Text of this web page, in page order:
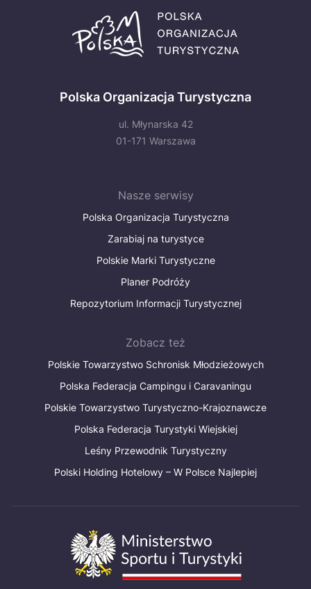
Polska Organizacja Turystyczna
ul. Młynarska 42
01-171 Warszawa
Nasze serwisy
Polska Organizacja Turystyczna
Zarabiaj na turystyce
Polskie Marki Turystyczne
Planer Podróży
Repozytorium Informacji Turystycznej
Zobacz też
Polskie Towarzystwo Schronisk Młodzieżowych
Polska Federacja Campingu i Caravaningu
Polskie Towarzystwo Turystyczno-Krajoznawcze
Polska Federacja Turystyki Wiejskiej
Leśny Przewodnik Turystyczny
Polski Holding Hotelowy – W Polsce Najlepiej